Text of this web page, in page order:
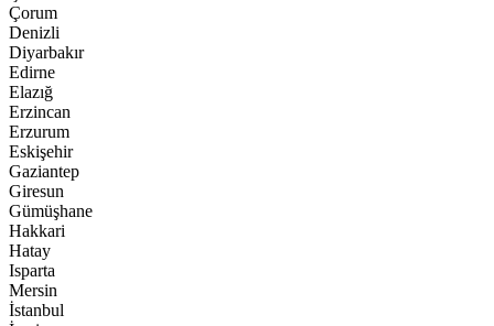
Çorum
Denizli
Diyarbakır
Edirne
Elazığ
Erzincan
Erzurum
Eskişehir
Gaziantep
Giresun
Gümüşhane
Hakkari
Hatay
Isparta
Mersin
İstanbul